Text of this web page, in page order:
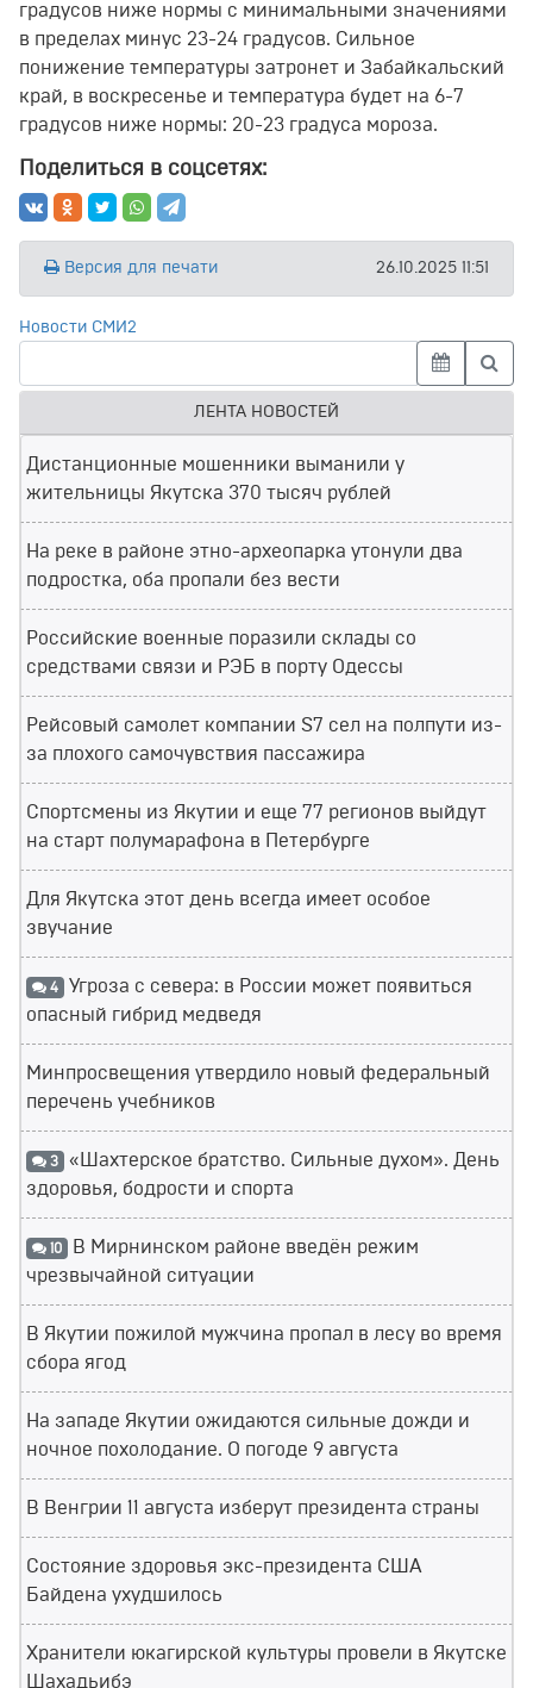
градусов ниже нормы с минимальными значениями
в пределах минус 23-24 градусов. Сильное
понижение температуры затронет и Забайкальский
край, в воскресенье и температура будет на 6-7
градусов ниже нормы: 20-23 градуса мороза.
Поделиться в соцсетях:
Версия для печати 26.10.2025 11:51
Новости СМИ2
ЛЕНТА НОВОСТЕЙ
Дистанционные мошенники выманили у
жительницы Якутска 370 тысяч рублей
На реке в районе этно-археопарка утонули два
подростка, оба пропали без вести
Российские военные поразили склады со
средствами связи и РЭБ в порту Одессы
Рейсовый самолет компании S7 сел на полпути из-
за плохого самочувствия пассажира
Спортсмены из Якутии и еще 77 регионов выйдут
на старт полумарафона в Петербурге
Для Якутска этот день всегда имеет особое
звучание
4 Угроза с севера: в России может появиться
опасный гибрид медведя
Минпросвещения утвердило новый федеральный
перечень учебников
3 «Шахтерское братство. Сильные духом». День
здоровья, бодрости и спорта
10 В Мирнинском районе введён режим
чрезвычайной ситуации
В Якутии пожилой мужчина пропал в лесу во время
сбора ягод
На западе Якутии ожидаются сильные дожди и
ночное похолодание. О погоде 9 августа
В Венгрии 11 августа изберут президента страны
Состояние здоровья экс-президента США
Байдена ухудшилось
Хранители юкагирской культуры провели в Якутске
Шахадьибэ